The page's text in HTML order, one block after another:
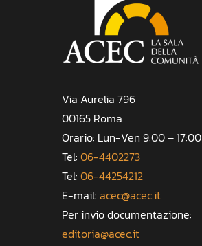
Via Aurelia 796
00165 Roma
Orario: Lun-Ven 9:00 – 17:00
Tel: 06-4402273
Tel: 06-44254212
E-mail: acec@acec.it
Per invio documentazione:
editoria@acec.it